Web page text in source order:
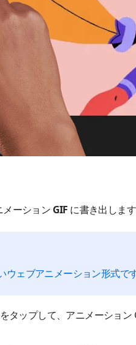
ーション GIF に書き出します
ェブアニメーション形式です
タップして、アニメーション